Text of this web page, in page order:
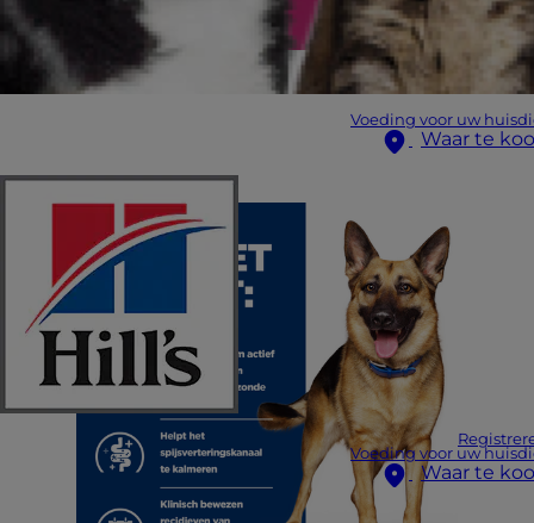
Voeding voor uw
Waar te
Voeding voor uw
Waar te